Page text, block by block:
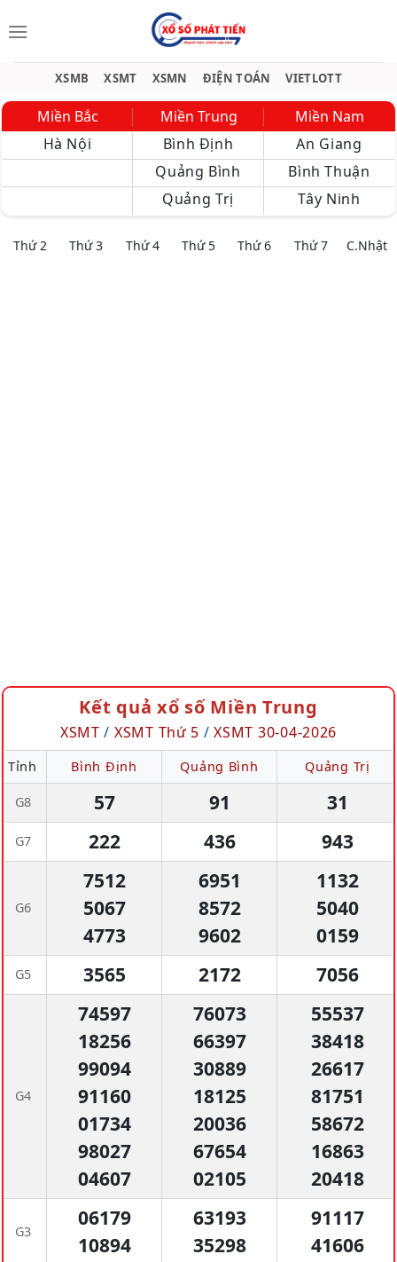
qua
XSMB XSMT XSMN ĐIỆN TOÁN VIETLOTT
Miền Bắc Miền Trung
Miền Nam
Hà Nội
Bình Định
Quảng Bình
Quảng Trị
An Giang
Bình Thuận
Tây Ninh
Thứ 2 Thứ 3 Thứ 4 Thứ 5 Thứ 6 Thứ 7 C.Nhật
Kết quả xổ số Miền Trung
XSMT / XSMT Thứ 5 /XSMT 30-04-2026
Tỉnh Bình Định Quảng Bình Quảng Trị
G8 57 91 31
G7 222 436 943
G6
7512
5067
4773
6951
8572
9602
1132
5040
0159
G5 3565 2172 7056
G4
74597
18256
99094
91160
01734
98027
04607
76073
66397
30889
18125
20036
67654
02105
55537
38418
26617
81751
58672
16863
20418
G3
06179
10894
63193
35298
91117
41606